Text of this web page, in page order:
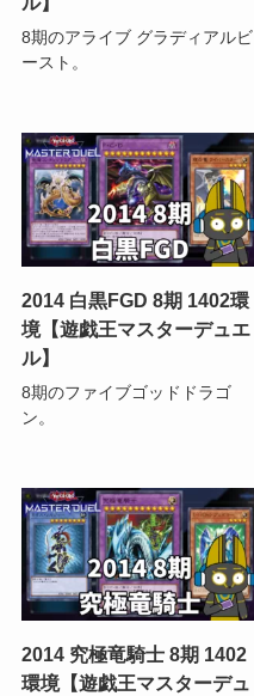
8期のアライブ グラディアルビ
ースト。
2014 白黒FGD 8期 1402環
境【遊戯王マスターデュエ
ル】
8期のファイブゴッドドラゴ
ン。
2014 究極竜騎士 8期 1402
環境【遊戯王マスターデュ